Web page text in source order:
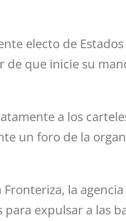
electo de
de que inicie su
a los
un foro de la
la
expulsar a las